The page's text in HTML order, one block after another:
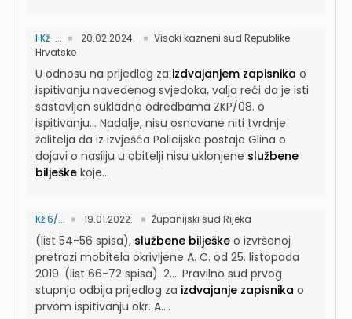
I Kž-... 20.02.2024.
Visoki kazneni sud Republike
Hrvatske
U odnosu na prijedlog za izdvajanjem zapisnika o
ispitivanju navedenog svjedoka, valja reći da je isti
sastavljen sukladno odredbama ZKP/08. o
ispitivanju... Nadalje, nisu osnovane niti tvrdnje
žalitelja da iz izvješća Policijske postaje Glina o
dojavi o nasilju u obitelji nisu uklonjene službene
bilješke koje...
Kž 6/... 19.01.2022. Županijski sud Rijeka
(list 54-56 spisa), službene bilješke o izvršenoj
pretrazi mobitela okrivljene A. C. od 25. listopada
2019. (list 66-72 spisa). 2.... Pravilno sud prvog
stupnja odbija prijedlog za izdvajanje zapisnika o
prvom ispitivanju okr. A....